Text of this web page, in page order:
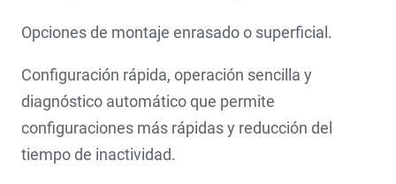
Opciones de montaje enrasado o superficial.
Configuración rápida, operación sencilla y
diagnóstico automático que permite
configuraciones más rápidas y reducción del
tiempo de inactividad.